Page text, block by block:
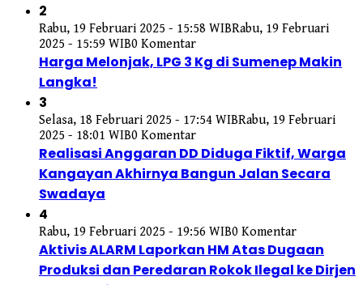
2
Rabu, 19 Februari 2025 - 15:58 WIBRabu, 19 Februari
2025 - 15:59 WIB0 Komentar
Harga Melonjak, LPG 3 Kg di Sumenep Makin
Langka!
3
Selasa, 18 Februari 2025 - 17:54 WIBRabu, 19 Februari
2025 - 18:01 WIB0 Komentar
Realisasi Anggaran DD Diduga Fiktif, Warga
Kangayan Akhirnya Bangun Jalan Secara
Swadaya
4
Rabu, 19 Februari 2025 - 19:56 WIB0 Komentar
Aktivis ALARM Laporkan HM Atas Dugaan
Produksi dan Peredaran Rokok Ilegal ke Dirjen